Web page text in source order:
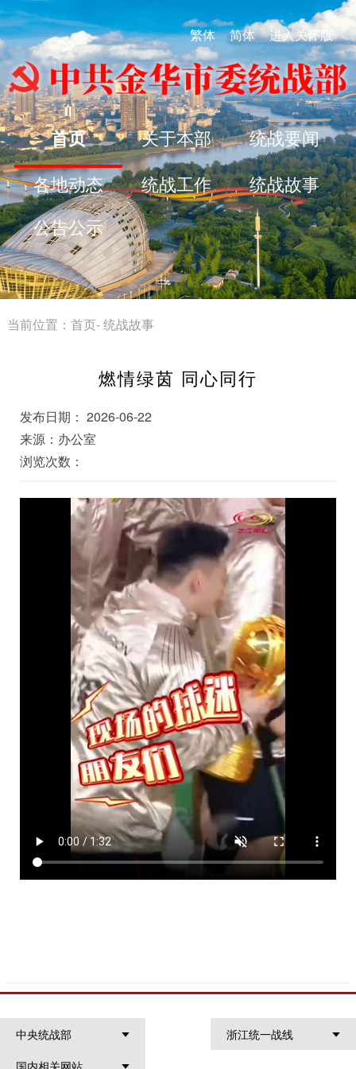
繁体 简体 进入关怀版
首页 关于本部 统战要闻
各地动态 统战工作 统战故事
公告公示
当前位置： 首页-统战故事
燃情绿茵 同心同行
发布日期： 2026-06-22
来源：办公室
浏览次数：
中央统战部
浙江统一战线